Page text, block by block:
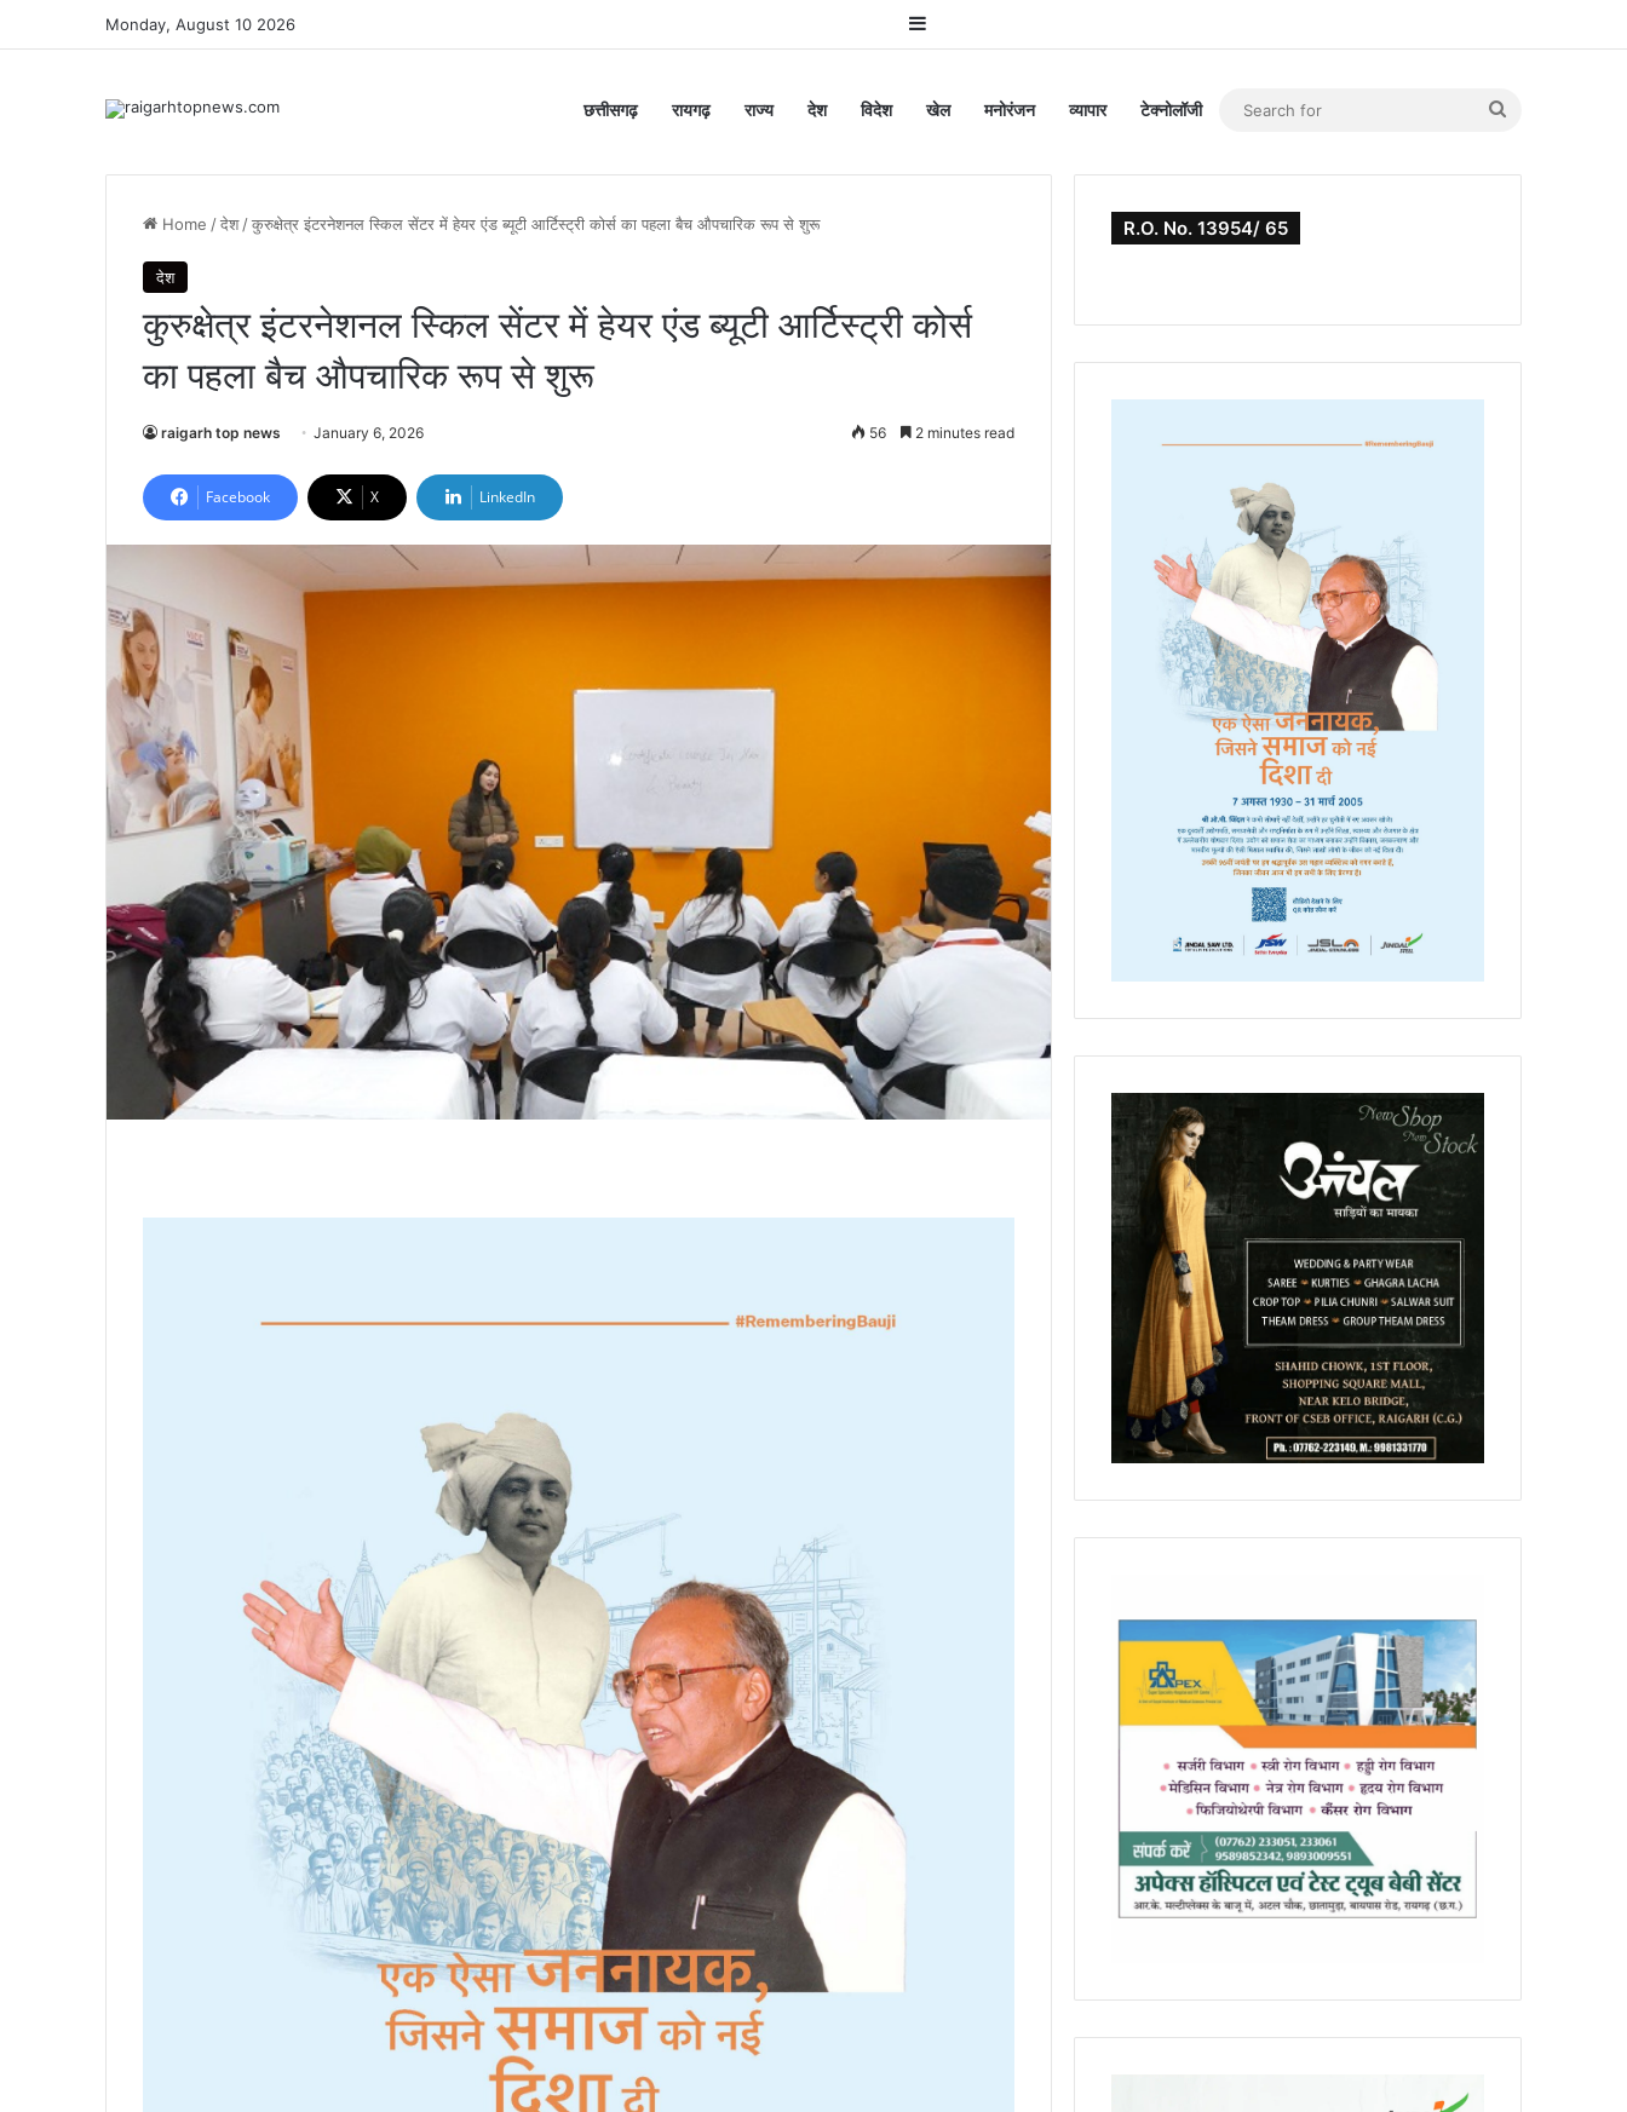
Monday, August 10 2026 Sidebar
छत्तीसगढ़ रायगढ़ राज्य देश विदेश खेल मनोरंजन व्यापार टेक्नोलॉजी
Home /देश /कुरुक्षेत्र इंटरनेशनल स्किल सेंटर में हेयर एंड ब्यूटी आर्टिस्ट्री कोर्स का पहला बैच औपचारिक रूप से शुरू
देश
कुरुक्षेत्र इंटरनेशनल स्किल सेंटर में हेयर एंड ब्यूटी आर्टिस्ट्री कोर्स
का पहला बैच औपचारिक रूप से शुरू
raigarh top news January 6, 2026 56 2 minutes read
Facebook X LinkedIn
R.O. No. 13954/ 65